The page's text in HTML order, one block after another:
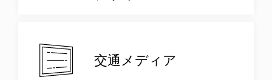
交通メディア